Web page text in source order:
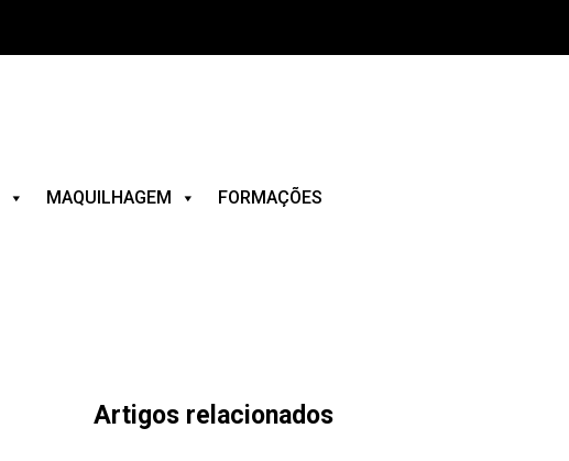
MAQUILHAGEM FORMAÇÕES
Artigos relacionados